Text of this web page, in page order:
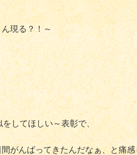
現る？！～
してほしい～表彰で、
がんばってきたんだなぁ、と痛感